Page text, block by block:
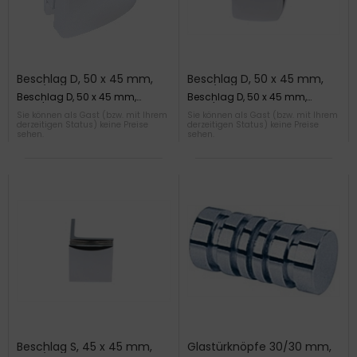
Beschlag D, 50 x 45 mm,
Glas/Wand 90° ohne
Winkel,
Beschlag D, 50 x 45 mm,
Sie können als Gast (bzw. mit Ihrem
derzeitigen Status) keine Preise
Beschlag D, 50 x 45 mm,
Glas/Wand 90°, verchromt
Beschlag D, 50 x 45 mm,
Sie können als Gast (bzw. mit Ihrem
derzeitigen Status) keine Preise
Beschlag S, 45 x 45 mm,
Glastürknöpfe 30/30 mm,